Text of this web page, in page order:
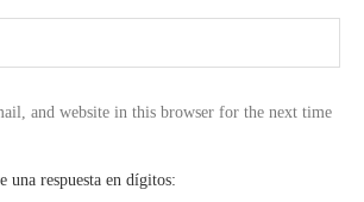
and website in this browser for the next time
una respuesta en dígitos: